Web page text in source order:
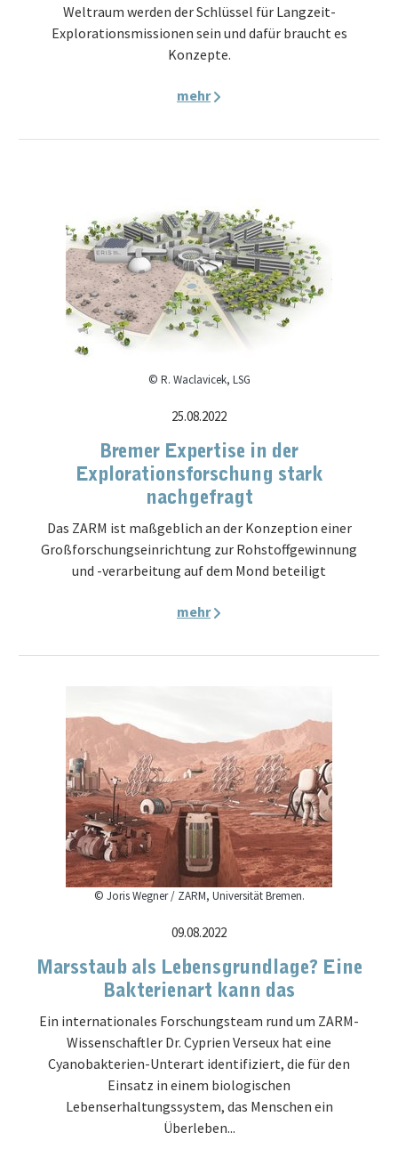
Weltraum werden der Schlüssel für Langzeit-
Explorationsmissionen sein und dafür braucht es
Konzepte.
mehr
© R. Waclavicek, LSG
25.08.2022
Bremer Expertise in der
Explorationsforschung stark
nachgefragt
Das ZARM ist maßgeblich an der Konzeption einer
Großforschungseinrichtung zur Rohstoffgewinnung
und -verarbeitung auf dem Mond beteiligt
mehr
© Joris Wegner / ZARM, Universität Bremen.
09.08.2022
Marsstaub als Lebensgrundlage? Eine
Bakterienart kann das
Ein internationales Forschungsteam rund um ZARM-
Wissenschaftler Dr. Cyprien Verseux hat eine
Cyanobakterien-Unterart identifiziert, die für den
Einsatz in einem biologischen
Lebenserhaltungssystem, das Menschen ein
Überleben...